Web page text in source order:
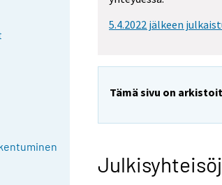
5.4.2022 jälkeen
Tämä sivu on